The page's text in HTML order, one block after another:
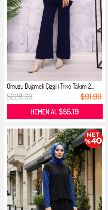
Omuzu Düğmeli Çizgili Triko Takım 2...
$228.03 $91.99
HEMEN AL$55.19